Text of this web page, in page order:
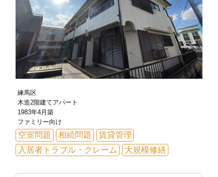
練馬区
木造2階建てアパート
1983年4月築
ファミリー向け
空室問題 相続問題
賃貸管理
入居者トラブル・クレーム
大規模修繕